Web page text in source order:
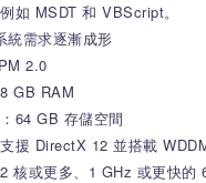
如 MSDT 和 VBScript。
統需求逐漸成形
2.0
GB RAM
64 GB 存儲空間
援 DirectX 12 並搭載
核或更多、1 GHz 或更快的